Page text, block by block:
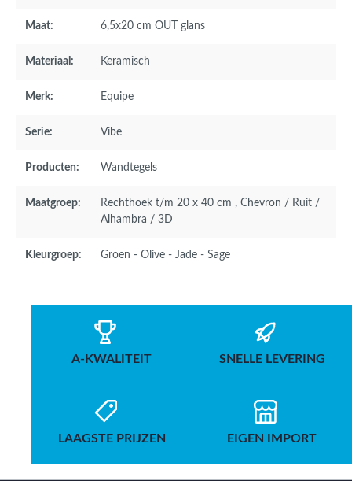
Maat: 6,5x20 cm OUT glans
Materiaal: Keramisch
Merk: Equipe
Serie: Vibe
Producten: Wandtegels
Maatgroep: Rechthoek t/m 20 x 40 cm , Chevron / Ruit /
Alhambra / 3D
Kleurgroep: Groen - Olive - Jade - Sage
A-KWALITEIT SNELLE LEVERING
LAAGSTE PRIJZEN EIGEN IMPORT